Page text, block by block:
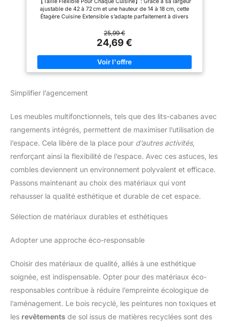
avec un système d’aération
intégré, elles permettent à vos
chaussures de respirer et
d’un système complet pour
ranger toutes vos paires, qu’il
s’agisse de vos chaussures de
modèles préférés.
organisateurs de tiroirs avec un
chiffon humide. Pour enlever la
poussière et la saleté, lavez-le
Solution de Stockage Culinaire(Noir)
ajustable de 42 à 72 cm et une hauteur de 14 à 18 cm, cette
Étagère Cuisine Extensible s’adapte parfaitement à divers
petites et grandes cuisines – créez immédiatement des
espaces de rangement sans perçage ni outils. 【Robuste &
Charge Maximale 25 KG】: Cette Étagère Rangement Cuisine
est fabriquée en acier inoxydable de qualité, solide et
résistante à la corrosion. Les barres de support épaissies
assurent une stabilité sans déformation, même avec une
différents espaces : cuisine, garde‑manger, salle de bain ou
de bureau. 【Montage Simple & Antidérapant】: Cette Étagère
de l’ajuster. Les pieds en caoutchouc antidérapants assurent
une stabilité parfaite sur toutes les surfaces tout en protégeant
votre mobilier contre les rayures. 【Apportez de l’ordre à Votre
Quotidien】: Notre organiseur de cuisine offre plus d’espace et
maintient une cuisine rangée. Son design pensé garantit que
les épices, herbes et ustensiles sont propres et à portée de
25,99 €
24,69 €
Simplifier l’agencement
Les meubles multifonctionnels, tels que des lits-cabanes avec
rangements intégrés, permettent de maximiser l’utilisation de
l’espace. Cela libère de la place pour d’autres activités,
renforçant ainsi la flexibilité de l’espace. Avec ces astuces, les
combles deviennent un environnement polyvalent et efficace.
Passons maintenant au choix des matériaux qui vont
rehausser la qualité esthétique et durable de cet espace.
Sélection de matériaux durables et esthétiques
Adopter une approche éco-responsable
Choisir des matériaux de qualité, alliés à une esthétique
soignée, est indispensable. Opter pour des matériaux éco-
responsables contribue à réduire l’empreinte écologique de
l’aménagement. Le bois recyclé, les peintures non toxiques et
les revêtements de sol issus de matières recyclées sont des